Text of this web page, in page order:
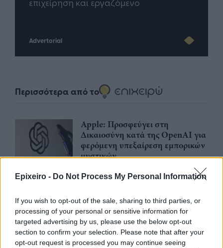
Epixeiro - Do Not Process My Personal Information
If you wish to opt-out of the sale, sharing to third parties, or
processing of your personal or sensitive information for
targeted advertising by us, please use the below opt-out
section to confirm your selection. Please note that after your
opt-out request is processed you may continue seeing
Advertorial
Περισσότερα από το
Apple: Προσφεύγει στη
Δικαιοσύνη κατά της OpenAI για
φερόμενη υπεξαίρεση εμπορικών
μυστικών
αυτοκινητοβιομηχανία: Μαζικές
περικοπές σε managers από
Volkswagen, Porsche και BMW
04/08/26|15:23